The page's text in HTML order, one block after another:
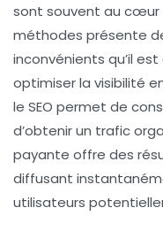
sont souvent au cœur
méthodes présente
inconvénients qu’il
optimiser la visibilité
le SEO permet de
d’obtenir un trafic
payante offre des
diffusant
utilisateurs